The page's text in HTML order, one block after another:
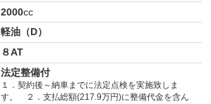
2000cc
軽油（D）
８AT
法定整備付
１．契約後～納車までに法定点検を実施致しま
す。 ２．支払総額(217.9万円)に整備代金を含ん